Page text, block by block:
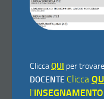
CliccaQUI per
DOCENTE Clicca
l'INSEGNAMENTO